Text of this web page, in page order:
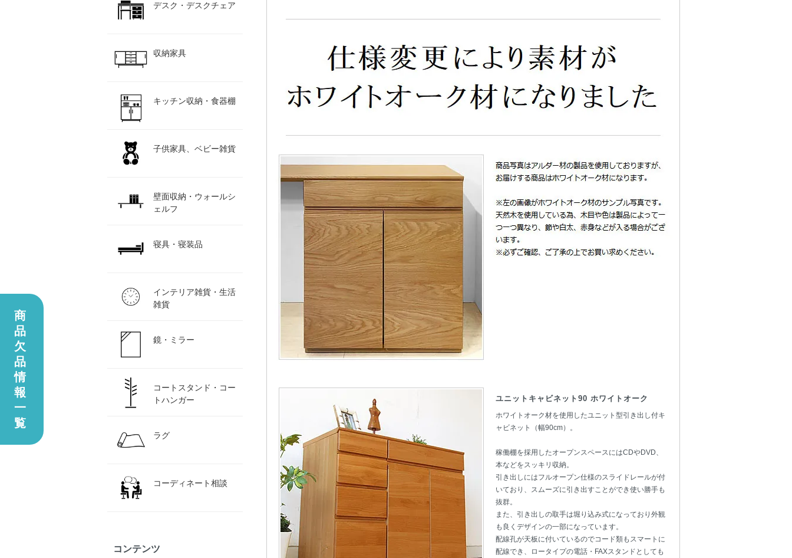
ユニットキャビネット90 ホワイトオーク
ホワイトオーク材を使用したユニット型引き出し付キ
ャビネット（幅90cm）。
稼働棚を採用したオープンスペースにはCDやDVD、
本などをスッキリ収納。
引き出しにはフルオープン仕様のスライドレールが付
いており、スムーズに引き出すことができ使い勝手も
抜群。
また、引き出しの取手は堀り込み式になっており外観
も良くデザインの一部になっています。
配線孔が天板に付いているのでコード類もスマートに
配線でき、ロータイプの電話・FAXスタンドとしても
デスク・デスクチェア
収納家具
キッチン収納・食器棚
子供家具、ベビー雑貨
壁面収納・ウォールシ
ェルフ
寝具・寝装品
インテリア雑貨・生活
雑貨
鏡・ミラー
コートスタンド・コー
トハンガー
ラグ
コーディネート相談
コンテンツ
商
品
欠
品
情
報
一
覧